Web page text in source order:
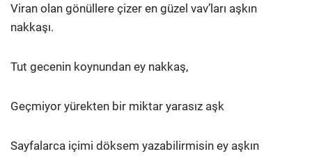
Viran olan gönüllere çizer en güzel vav’ları aşkın
nakkaşı.
Tut gecenin koynundan ey nakkaş,
Geçmiyor yürekten bir miktar yarasız aşk
Sayfalarca içimi döksem yazabilirmisin ey aşkın